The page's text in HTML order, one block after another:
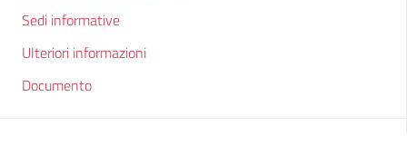
Sedi informative
Ulteriori informazioni
Documento